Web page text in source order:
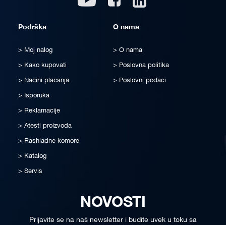
Podrška
Moj nalog
Kako kupovati
Načini plaćanja
Isporuka
Reklamacije
Atesti proizvoda
Rashladne komore
Katalog
Servis
O nama
O nama
Poslovna politika
Poslovni podaci
NOVOSTI
Prijavite se na naš newsletter i budite uvek u toku sa